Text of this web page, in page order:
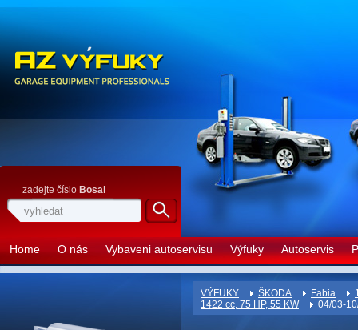
Home O nás Vybaveni autoservisu Výfuky Autoservis
zadejte číslo Bosal
VÝFUKY ŠKODA Fabia
1422 cc, 75 HP, 55 KW
04/03-